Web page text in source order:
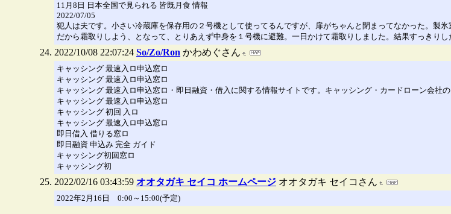
11月8日 日本全国で見られる 皆既月食 情報
2022/07/05
犯人は夫です。小さい冷蔵庫を保存用の２号機として使ってるんですが、扉がちゃんと閉まってなかった。製
だから霜取りしよう、となって、とりあえず中身を１号機に避難。一日かけて霜取りしました。結果すっきり
2022/10/08 22:07:24 So/Zo/Ron かわめぐさん
キャッシング 最速入ロ申込窓ロ
キャッシング 最速入ロ申込窓ロ
キャッシング 最速入ロ申込窓ロ・即日融資・借入に関する情報サイトです。キャッシング・カードローン会社
キャッシング 最速入ロ申込窓ロ
キャッシング 初回 入ロ
キャッシング 最速入ロ申込窓ロ
即日借入 借りる窓ロ
即日融資 申込み 完全 ガイド
キャッシング初回窓ロ
キャッシング初
2022/02/16 03:43:59 オオタガキ セイコ ホームページ オオタガキ セイコさん
2022年2月16日 0:00～15:00(予定)